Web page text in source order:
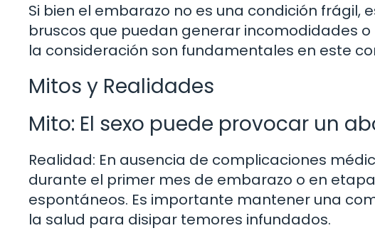
Si bien el embarazo no es una condición
bruscos que puedan generar incomodidades
la consideración son fundamentales en este
Mitos y Realidades
Mito: El sexo puede provocar un
Realidad: En ausencia de complicaciones
durante el primer mes de embarazo o en
espontáneos. Es importante mantener una
la salud para disipar temores infundados.